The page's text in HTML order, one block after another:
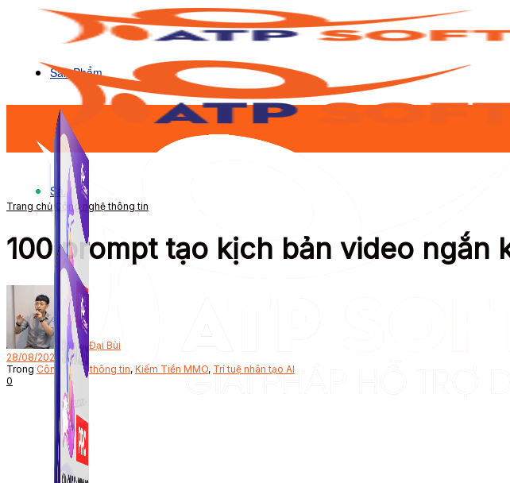
Sản Phẩm
Sản Phẩm
Trang chủ Công nghệ thông tin
100 prompt tạo kịch bản video ngắn
Bởi
Đại Bùi
28/08/2024
Trong Công nghệ thông tin, Kiếm Tiền MMO, Trí tuệ nhân tạo AI
0